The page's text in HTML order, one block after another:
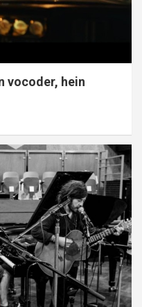
vocoder, hein